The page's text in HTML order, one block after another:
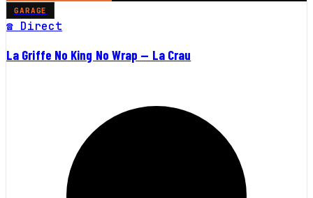
GARAGE
☎ Direct
La Griffe No King No Wrap — La Crau